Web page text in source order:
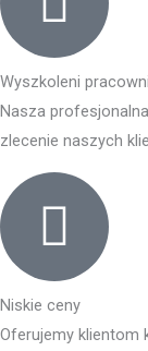
Wyszkoleni
Nasza
zlecenie naszych
Niskie ceny
Oferujemy klientom